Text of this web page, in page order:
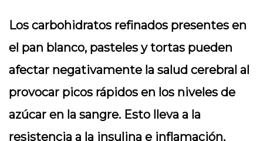
Los carbohidratos refinados presentes en
el pan blanco, pasteles y tortas pueden
afectar negativamente la salud cerebral al
provocar picos rápidos en los niveles de
azúcar en la sangre. Esto lleva a la
resistencia a la insulina e inflamación,